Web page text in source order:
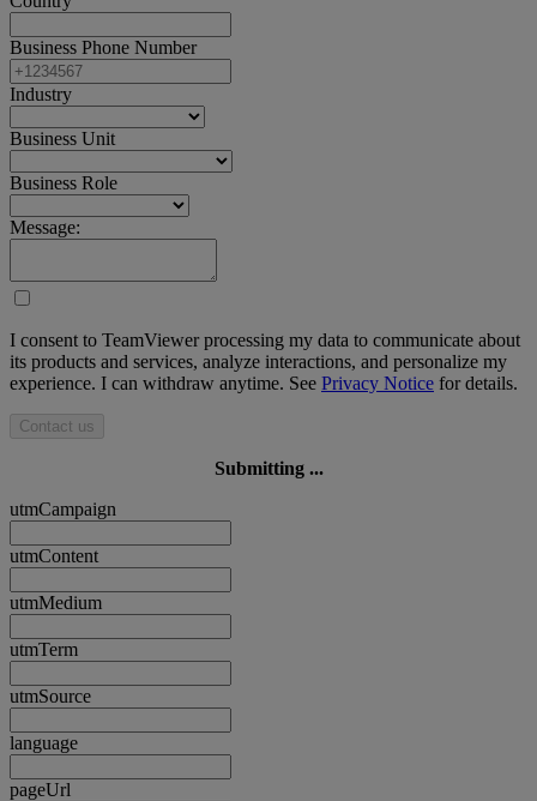
Business Phone Number
Industry
Business Unit
Business Role
Message:
I consent to TeamViewer processing my data to communicate about
its products and services, analyze interactions, and personalize my
experience. I can withdraw anytime. See Privacy Notice for details.
Contact us
Submitting ...
utmCampaign
utmContent
utmMedium
utmTerm
utmSource
language
pageUrl